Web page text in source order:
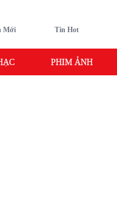
Mới Tin Hot
PHIM ẢNH